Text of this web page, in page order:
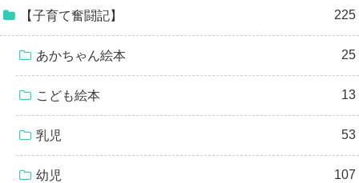
【子育て奮闘記】 225
あかちゃん絵本 25
こども絵本 13
乳児 53
幼児 107